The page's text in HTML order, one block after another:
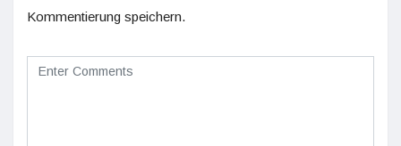
Kommentierung speichern.